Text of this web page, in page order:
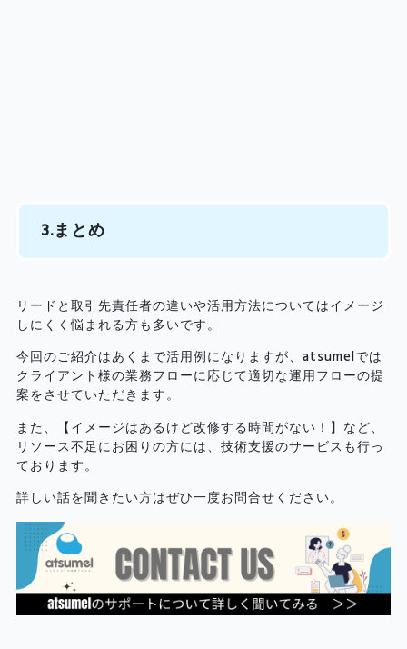
3.まとめ
リードと取引先責任者の違いや活用方法についてはイメージ
しにくく悩まれる方も多いです。
今回のご紹介はあくまで活用例になりますが、atsumelでは
クライアント様の業務フローに応じて適切な運用フローの提
案をさせていただきます。
また、【イメージはあるけど改修する時間がない！】など、
リソース不足にお困りの方には、技術支援のサービスも行っ
ております。
詳しい話を聞きたい方はぜひ一度お問合せください。